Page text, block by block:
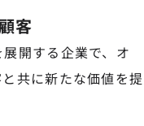
客
開する企業で、オ
共に新たな価値を提